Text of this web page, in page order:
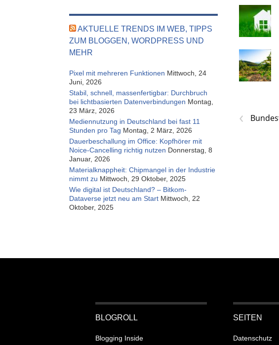
‹
AKTUELLE TRENDS IM WEB, TIPPS
ZUM BLOGGEN, WORDPRESS UND
MEHR
Pixel mit mehreren Funktionen Mittwoch, 24
Juni, 2026
Stabil, schnell, massenfertigbar: Durchbruch
bei lichtbasierten Datenverbindungen Montag,
23 März, 2026
Mediennutzung in Deutschland bei fast 11
Stunden pro Tag Montag, 2 März, 2026
Dauerbeschallung im Office: Kopfhörer mit
Noice-Cancelling richtig nutzen Donnerstag, 8
Januar, 2026
Materialknappheit: Chipmangel in der Industrie
nimmt zu Mittwoch, 29 Oktober, 2025
Wie digital ist Deutschland? – Bitkom-
Dataverse jetzt neu am Start Mittwoch, 22
Oktober, 2025
BLOGROLL
Blogging Inside
SEITEN
Datenschutz